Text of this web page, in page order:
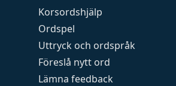
Korsordshjälp
Ordspel
Uttryck och ordspråk
Föreslå nytt ord
Lämna feedback